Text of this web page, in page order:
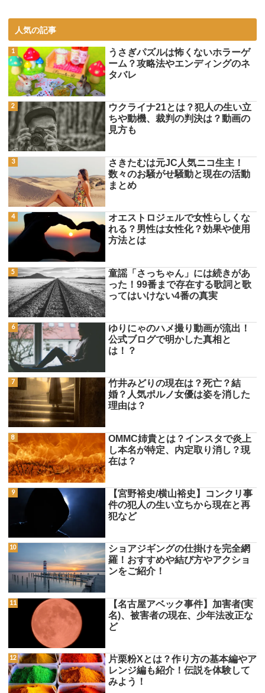
人気の記事
うさぎパズルは怖くないホラーゲ
ーム？攻略法やエンディングのネ
タバレ
ウクライナ21とは？犯人の生い立
ちや動機、裁判の判決は？動画の
見方も
さきたむは元JC人気ニコ生主！
数々のお騒がせ騒動と現在の活動
まとめ
オエストロジェルで女性らしくな
れる？男性は女性化？効果や使用
方法とは
童謡「さっちゃん」には続きがあ
った！99番まで存在する歌詞と歌
ってはいけない4番の真実
ゆりにゃのハメ撮り動画が流出！
公式ブログで明かした真相と
は！？
竹井みどりの現在は？死亡？結
婚？人気ポルノ女優は姿を消した
理由は？
OMMC姉貴とは？インスタで炎上
し本名が特定、内定取り消し？現
在は？
【宮野裕史/横山裕史】コンクリ事
件の犯人の生い立ちから現在と再
犯など
ショアジギングの仕掛けを完全網
羅！おすすめや結び方やアクショ
ンをご紹介！
【名古屋アベック事件】加害者(実
名)、被害者の現在、少年法改正な
ど
片栗粉Xとは？作り方の基本編やア
レンジ編も紹介！伝説を体験して
みよう！